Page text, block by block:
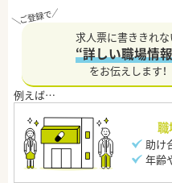
求人票に書ききれな
“詳しい職場情
をお伝えします！
職
助け
年齢